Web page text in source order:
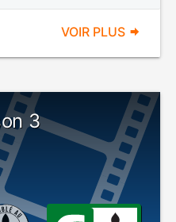
VOIR PLUS
3